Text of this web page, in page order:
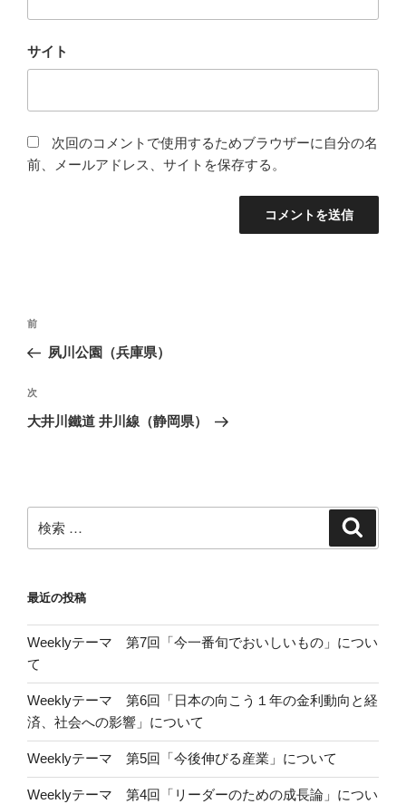
サイト
次回のコメントで使用するためブラウザーに自分の名
前、メールアドレス、サイトを保存する。
投
ナ
ビ
ゲ
ン
過
去
投
稿
前
夙川公園（兵庫県）
次
の
次
大井川鐵道 井川線（静岡県）
索:
最近の投稿
Weeklyテーマ 第7回「今一番旬でおいしいもの」につい
て
Weeklyテーマ 第6回「日本の向こう１年の金利動向と経
済、社会への影響」について
Weeklyテーマ 第5回「今後伸びる産業」について
Weeklyテーマ 第4回「リーダーのための成長論」につい